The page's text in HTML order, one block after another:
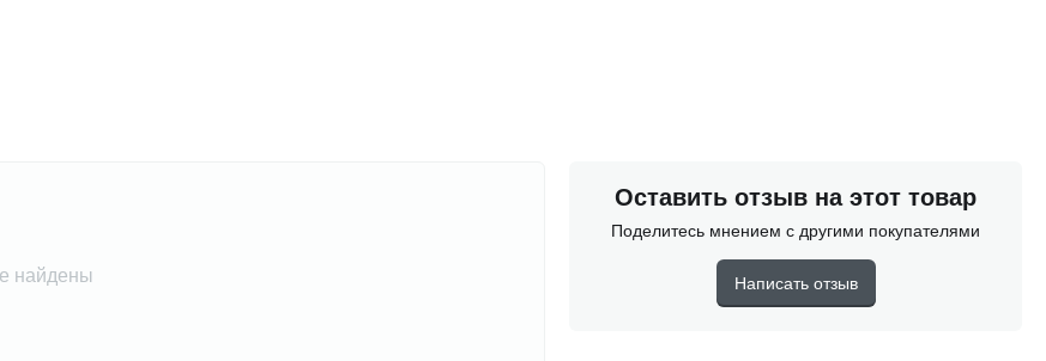
найдены
Оставить отзыв на этот товар
Поделитесь мнением с другими покупателями
Написать отзыв